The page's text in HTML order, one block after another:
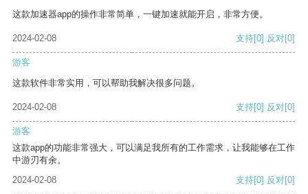
这款加速器app的操作非常简单，一键加速就能开启，非常方便。
2024-02-08 支持[0] 反对[0]
游客
这款软件非常实用，可以帮助我解决很多问题。
2024-02-08 支持[0] 反对[0]
游客
这款app的功能非常强大，可以满足我所有的工作需求，让我能够在工作
中游刃有余。
2024-02-08
支持[0] 反对[0]